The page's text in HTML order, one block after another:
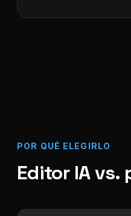
POR QUÉ ELEGIRLO
Editor IA vs.